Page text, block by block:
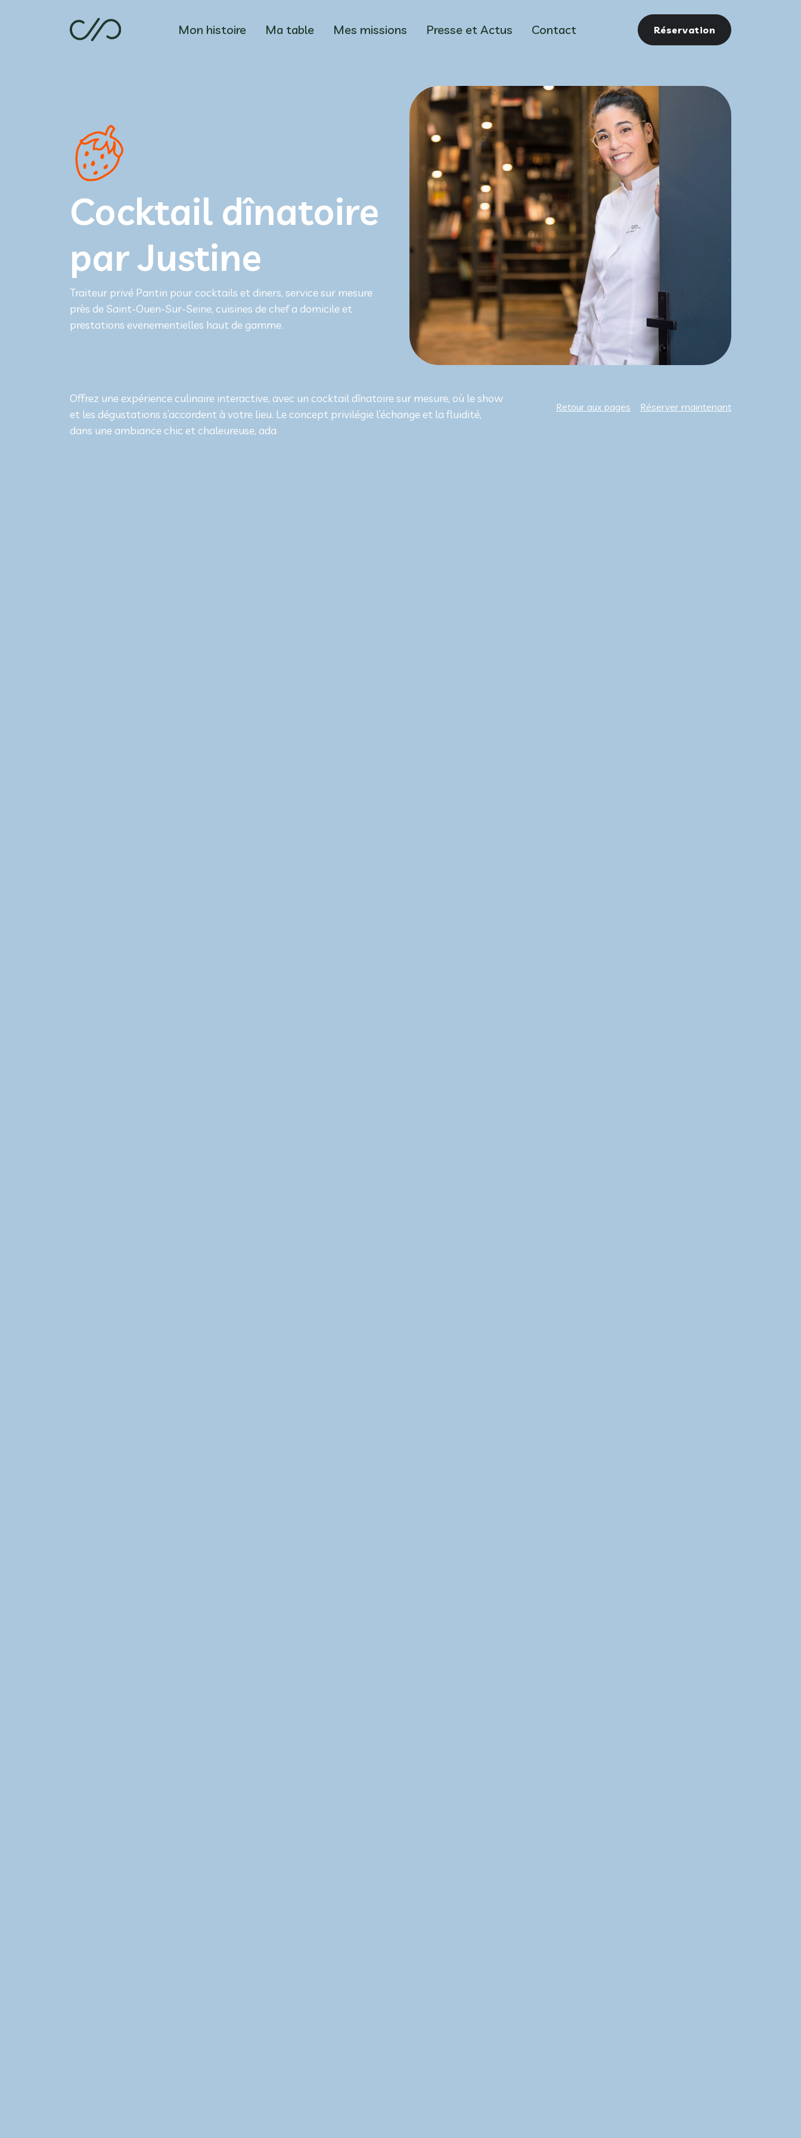
Mon histoire Ma table Mes missions Presse et Actus Contact Réservation
Cocktail dînatoire
par Justine
Traiteur privé Pantin pour cocktails et diners, service sur mesure
près de Saint-Ouen-Sur-Seine, cuisines de chef a domicile et
prestations evenementielles haut de gamme.
Offrez une expérience culinaire interactive, avec un cocktail dînatoire sur mesure, où le show
et les dégustations s’accordent à votre lieu. Le concept privilégie l’échange et la fluidité,
dans une ambiance chic et chaleureuse, ada
Retour aux pages Réserver maintenant